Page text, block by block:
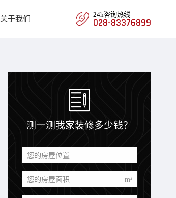
关于我们
24h咨询热线
028-83376899

测一测我家装修多少钱？
您的房屋位置
您的房屋面积 m²